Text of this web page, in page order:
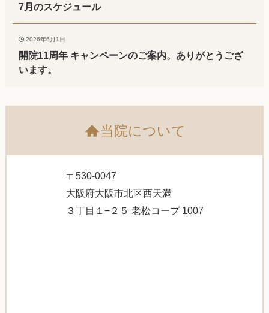
7月のスケジュール
2026年6月1日
開院11周年 キャンペーンのご案内。ありがとうござ
います。
当院について
〒530-0047
大阪府大阪市北区西天満
３丁目１−２５ 老松コープ 1007